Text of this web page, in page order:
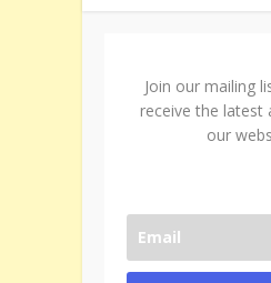
Join our mailing
receive the latest
our